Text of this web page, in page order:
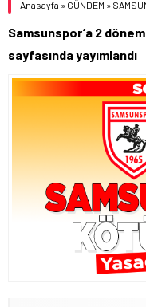
Anasayfa » GÜNDEM »
Samsunspor’a 2
sayfasında yayımlandı